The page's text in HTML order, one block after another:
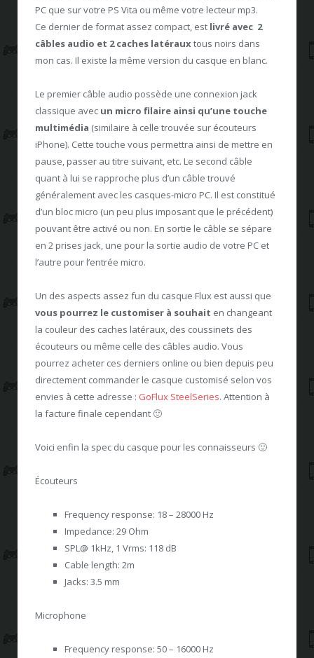
PC que sur votre PS Vita ou même votre lecteur mp3.
Ce dernier de format assez compact, est livré avec 2
câbles audio et 2 caches latéraux tous noirs dans
mon cas. Il existe la même version du casque en blanc.
Le premier câble audio possède une connexion jack
classique avec un micro filaire ainsi qu’une touche
multimédia (similaire à celle trouvée sur écouteurs
iPhone). Cette touche vous permettra ainsi de mettre en
pause, passer au titre suivant, etc. Le second câble
quant à lui se rapproche plus d’un câble trouvé
généralement avec les casques-micro PC. Il est constitué
d’un bloc micro (un peu plus imposant que le précédent)
pouvant être activé ou non. En sortie le câble se sépare
en 2 prises jack, une pour la sortie audio de votre PC et
l’autre pour l’entrée micro.
Un des aspects assez fun du casque Flux est aussi que
vous pourrez le customiser à souhait en changeant
la couleur des caches latéraux, des coussinets des
écouteurs ou même celle des câbles audio. Vous
pourrez acheter ces derniers online ou bien depuis peu
directement commander le casque customisé selon vos
envies à cette adresse : GoFlux SteelSeries. Attention à
la facture finale cependant 🙂
Voici enfin la spec du casque pour les connaisseurs 🙂
Écouteurs
Frequency response: 18 – 28000 Hz
Impedance: 29 Ohm
SPL@ 1kHz, 1 Vrms: 118 dB
Cable length: 2m
Jacks: 3.5 mm
Microphone
Frequency response: 50 – 16000 Hz